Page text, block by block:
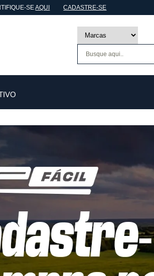
SEAQUI CADASTRE-SE